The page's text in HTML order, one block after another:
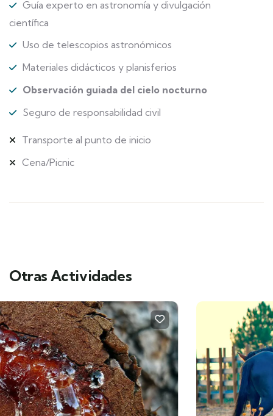
Guía experto en astronomía y divulgación
científica
Uso de telescopios astronómicos
Materiales didácticos y planisferios
Observación guiada del cielo nocturno
Seguro de responsabilidad civil
Transporte al punto de inicio
Cena/Picnic
Otras Actividades